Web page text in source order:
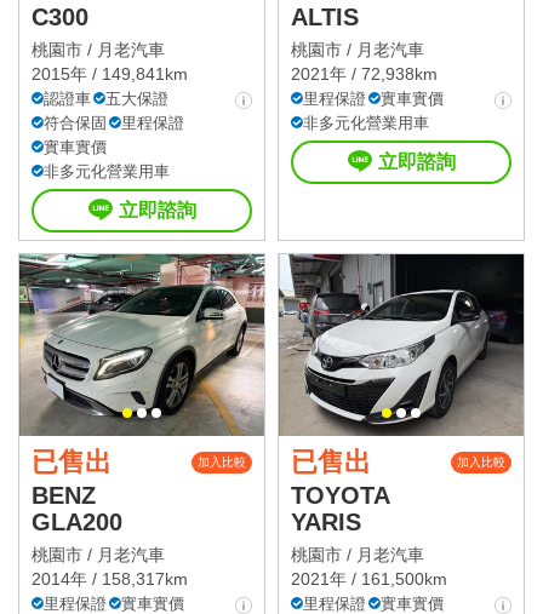
C300
桃園市 / 月老汽車
2015年 / 149,841km
認證車
五大保證
符合保固
里程保證
實車實價
非多元化營業用車
立即諮詢
ALTIS
桃園市 / 月老汽車
2021年 / 72,938km
里程保證
實車實價
非多元化營業用車
立即諮詢
已售出 加入比較
BENZ
GLA200
桃園市 / 月老汽車
2014年 / 158,317km
里程保證
實車實價
已售出 加入比較
TOYOTA
YARIS
桃園市 / 月老汽車
2021年 / 161,500km
里程保證
實車實價